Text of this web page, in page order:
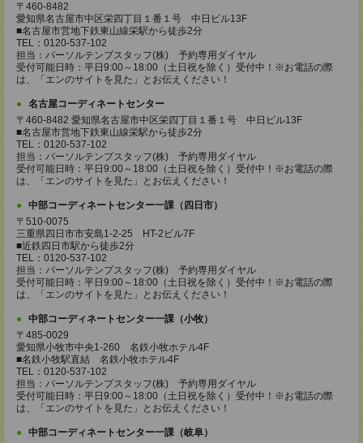
〒460-8482
愛知県名古屋市中区栄四丁目１番１号 中日ビル13F
■名古屋市営地下鉄東山線栄駅から徒歩2分
TEL：0120-537-102
担当：パーソルテンプスタッフ(株) 予約専用ダイヤル
受付可能日時：平日9:00～18:00（土日祝を除く）受付中！※お電話の際
は、「エンのサイトを見た」とお伝えください！
名古屋コーディネートセンター
〒460-8482 愛知県名古屋市中区栄四丁目１番１号 中日ビル13F
■名古屋市営地下鉄東山線栄駅から徒歩2分
TEL：0120-537-102
担当：パーソルテンプスタッフ(株) 予約専用ダイヤル
受付可能日時：平日9:00～18:00（土日祝を除く）受付中！※お電話の際
は、「エンのサイトを見た」とお伝えください！
中部コーディネートセンター一課（四日市）
〒510-0075
三重県四日市市安島1-2-25 HT-2ビル7F
■近鉄四日市駅から徒歩2分
TEL：0120-537-102
担当：パーソルテンプスタッフ(株) 予約専用ダイヤル
受付可能日時：平日9:00～18:00（土日祝を除く）受付中！※お電話の際
は、「エンのサイトを見た」とお伝えください！
中部コーディネートセンター一課（小牧）
〒485-0029
愛知県小牧市中央1-260 名鉄小牧ホテル4F
■名鉄小牧駅直結 名鉄小牧ホテル4F
TEL：0120-537-102
担当：パーソルテンプスタッフ(株) 予約専用ダイヤル
受付可能日時：平日9:00～18:00（土日祝を除く）受付中！※お電話の際
は、「エンのサイトを見た」とお伝えください！
中部コーディネートセンター一課（岐阜）